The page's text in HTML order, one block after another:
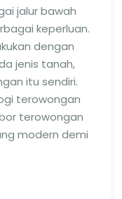
jalur bawah
keperluan.
dengan
jenis tanah,
itu sendiri.
terowongan
terowongan
modern demi